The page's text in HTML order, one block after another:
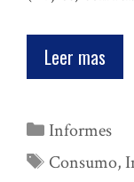
Leer mas
Categorías
Informes
Etiquetas
Consumo,